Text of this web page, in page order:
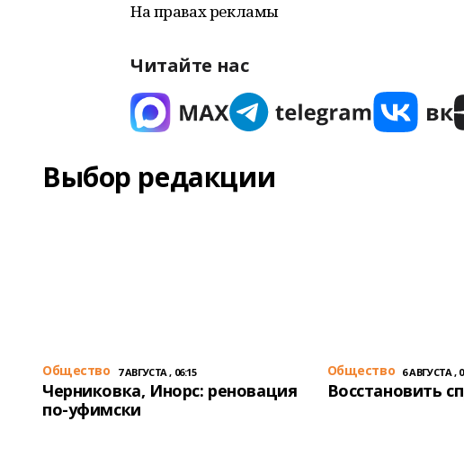
На правах рекламы
Читайте нас
Выбор редакции
Общество 7 АВГУСТА , 06:15
Черниковка, Инорс: реновация
по-уфимски
Общество 6 АВГУСТА ,
Восстановить